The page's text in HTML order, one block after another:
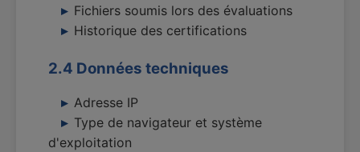
Fichiers soumis lors des évaluations
Historique des certifications
2.4 Données techniques
Adresse IP
Type de navigateur et système
d'exploitation